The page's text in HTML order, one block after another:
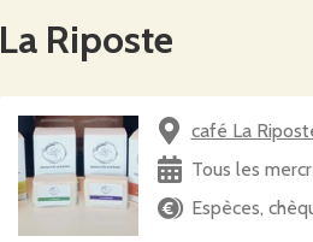
La Riposte
café La
Tous les
Espèces,